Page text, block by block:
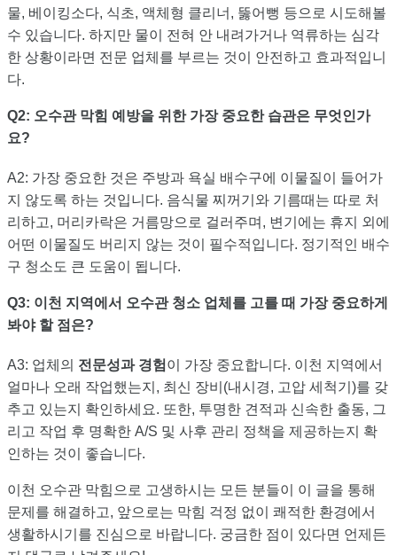
물, 베이킹소다, 식초, 액체형 클리너, 뚫어뻥 등으로 시도해볼
수 있습니다. 하지만 물이 전혀 안 내려가거나 역류하는 심각
한 상황이라면 전문 업체를 부르는 것이 안전하고 효과적입니
다.
Q2: 오수관 막힘 예방을 위한 가장 중요한 습관은 무엇인가
요?
A2: 가장 중요한 것은 주방과 욕실 배수구에 이물질이 들어가
지 않도록 하는 것입니다. 음식물 찌꺼기와 기름때는 따로 처
리하고, 머리카락은 거름망으로 걸러주며, 변기에는 휴지 외에
어떤 이물질도 버리지 않는 것이 필수적입니다. 정기적인 배수
구 청소도 큰 도움이 됩니다.
Q3: 이천 지역에서 오수관 청소 업체를 고를 때 가장 중요하게
봐야 할 점은?
A3: 업체의 전문성과 경험 이 가장 중요합니다. 이천 지역에서
얼마나 오래 작업했는지, 최신 장비(내시경, 고압 세척기)를 갖
추고 있는지 확인하세요. 또한, 투명한 견적과 신속한 출동, 그
리고 작업 후 명확한 A/S 및 사후 관리 정책을 제공하는지 확
인하는 것이 좋습니다.
이천 오수관 막힘으로 고생하시는 모든 분들이 이 글을 통해
문제를 해결하고, 앞으로는 막힘 걱정 없이 쾌적한 환경에서
생활하시기를 진심으로 바랍니다. 궁금한 점이 있다면 언제든